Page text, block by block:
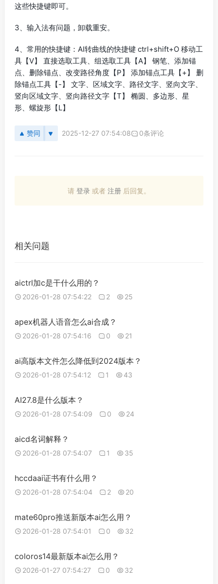
这些快捷键即可。
3、输入法有问题，卸载重安。
4、常用的快捷键：AI转曲线的快捷键 ctrl+shift+O 移动工
具【V】 直接选取工具、组选取工具【A】 钢笔、添加锚
点、删除锚点、改变路径角度【P】 添加锚点工具【+】 删
除锚点工具【-】 文字、区域文字、路径文字、竖向文字、
竖向区域文字、竖向路径文字【T】 椭圆、多边形、星
形、螺旋形【L】
赞同 2025-12-27 07:54:08 0条评论
请 登录 或者 注册 后回复。
相关问题
aictrl加c是干什么用的？
2026-01-28 07:54:22 2 25
apex机器人语音怎么ai合成？
2026-01-28 07:54:16 0 21
ai高版本文件怎么降低到2024版本？
2026-01-28 07:54:12 1 43
AI27.8是什么版本？
2026-01-28 07:54:09 0 24
aicd名词解释？
2026-01-28 07:54:07 1 35
hccdaai证书有什么用？
2026-01-28 07:54:04 2 20
mate60pro推送新版本ai怎么用？
2026-01-28 07:54:01 0 32
coloros14最新版本ai怎么用？
2026-01-27 07:54:27 0 32